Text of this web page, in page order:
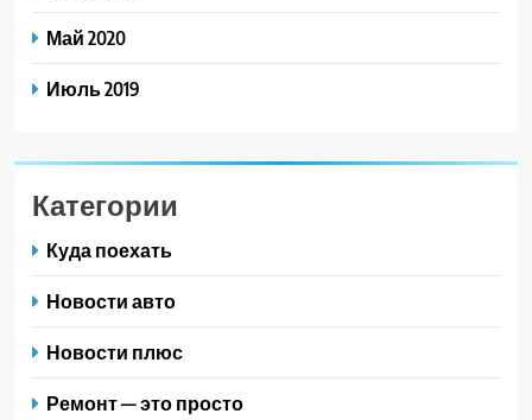
Май 2020
Июль 2019
Категории
Куда поехать
Новости авто
Новости плюс
Ремонт — это просто